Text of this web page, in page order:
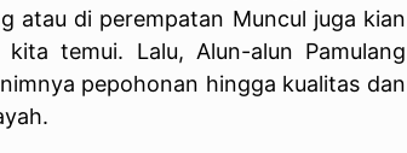
atau di perempatan Muncul juga kian
temui. Lalu, Alun-alun Pamulang
pepohonan hingga kualitas dan